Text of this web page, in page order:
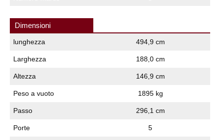
Dimensioni
lunghezza 494,9 cm
Larghezza 188,0 cm
Altezza 146,9 cm
Peso a vuoto 1895 kg
Passo 296,1 cm
Porte 5